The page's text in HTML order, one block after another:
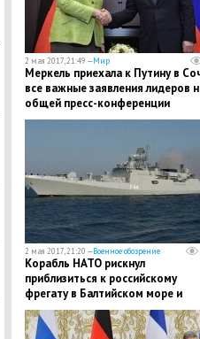
2 мая 2017, 21:49 —Мир
Меркель приехала к Путину в
все важные заявления лидеров
общей пресс-конференции
2 мая 2017, 21:20 —Военное обозрение
Корабль НАТО рискнул
приблизиться к российскому
фрегату в Балтийском море и
вынужден был отступить: кадры